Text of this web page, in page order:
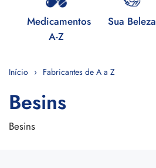
Medicamentos
A-Z
Sua Beleza
Início Fabricantes de A a Z
Besins
Besins